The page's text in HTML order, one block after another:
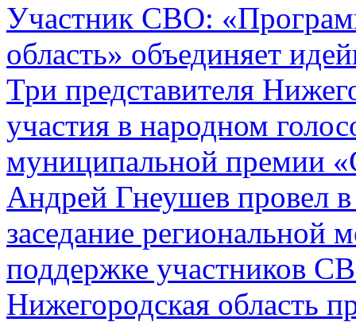
Участник СВО:
область» объединяет
Три представителя
участия в народном
муниципальной премии
Андрей Гнеушев провел
заседание региональной
поддержке участников
Нижегородская область